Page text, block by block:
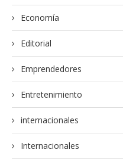
Economía
Editorial
Emprendedores
Entretenimiento
internacionales
Internacionales